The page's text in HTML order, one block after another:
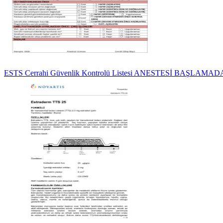
ESTS Cerrahi Güvenlik Kontrolü Listesi ANESTESİ